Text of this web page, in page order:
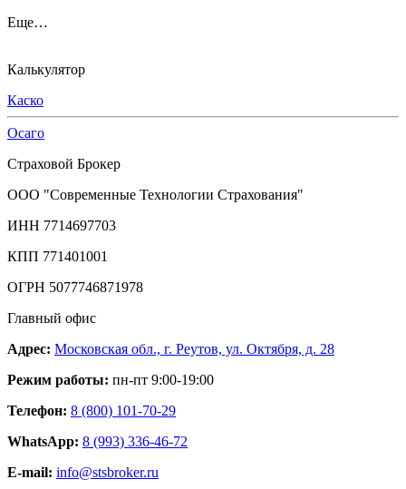
Еще…
Калькулятор
Каско
Осаго
Страховой Брокер
ООО "Современные Технологии Страхования"
ИНН 7714697703
КПП 771401001
ОГРН 5077746871978
Главный офис
Адрес: Московская обл., г. Реутов, ул. Октября, д. 28
Режим работы: пн-пт 9:00-19:00
Телефон: 8 (800) 101-70-29
WhatsApp: 8 (993) 336-46-72
E-mail: info@stsbroker.ru